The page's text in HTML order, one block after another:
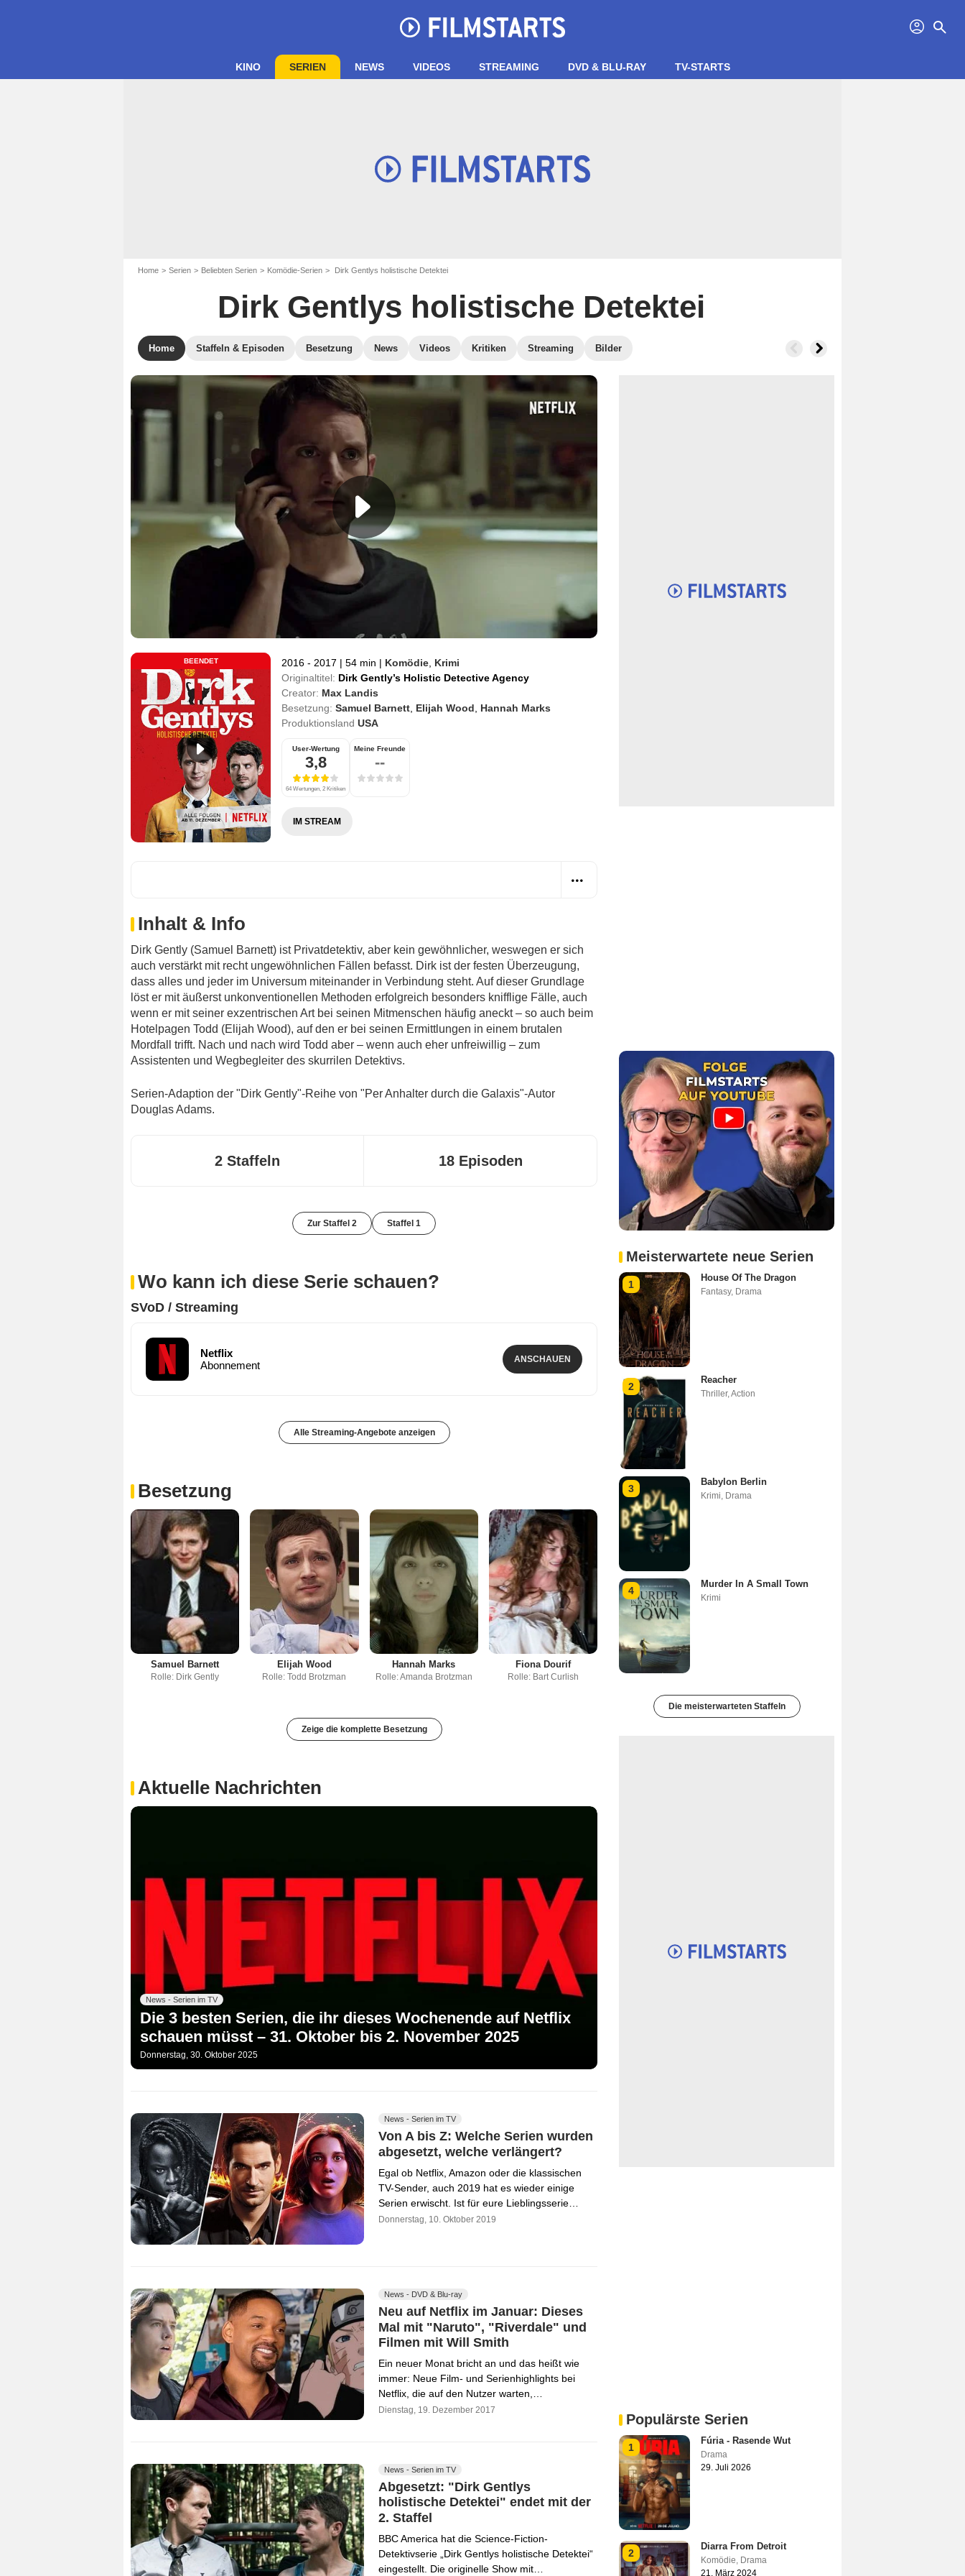
profil search
KINO SERIEN NEWS VIDEOS STREAMING DVD & BLU-RAY TV-STARTS
Home Serien Beliebten Serien Komödie-Serien Dirk Gentlys holistische Detektei
Dirk Gentlys holistische Detektei
Home Staffeln & Episoden Besetzung News Videos Kritiken Streaming Bilder
BEENDET 2016 - 2017 | 54 min | Komödie Krimi
Originaltitel: Dirk Gently’s Holistic Detective Agency
Creator: Max Landis
Besetzung: Samuel Barnett Elijah Wood
Hannah Marks
Produktionsland USA
User-Wertung
3,8
64 Wertungen, 2 Kritiken
Meine Freunde
--
IM STREAM
Inhalt & Info
Dirk Gently (Samuel Barnett) ist Privatdetektiv, aber kein gewöhnlicher, weswegen er sich
auch verstärkt mit recht ungewöhnlichen Fällen befasst. Dirk ist der festen Überzeugung,
dass alles und jeder im Universum miteinander in Verbindung steht. Auf dieser Grundlage
löst er mit äußerst unkonventionellen Methoden erfolgreich besonders knifflige Fälle, auch
wenn er mit seiner exzentrischen Art bei seinen Mitmenschen häufig aneckt – so auch beim
Hotelpagen Todd (Elijah Wood), auf den er bei seinen Ermittlungen in einem brutalen
Mordfall trifft. Nach und nach wird Todd aber – wenn auch eher unfreiwillig – zum
Assistenten und Wegbegleiter des skurrilen Detektivs.
Serien-Adaption der "Dirk Gently"-Reihe von "Per Anhalter durch die Galaxis"-Autor
Douglas Adams.
2 Staffeln 18 Episoden
Zur Staffel 2 Staffel 1
Wo kann ich diese Serie schauen?
SVoD / Streaming
Netflix
Abonnement
ANSCHAUEN
Alle Streaming-Angebote anzeigen
Besetzung
Samuel Barnett
Rolle: Dirk Gently
Elijah Wood
Rolle: Todd Brotzman
Hannah Marks
Rolle: Amanda Brotzman
Fiona Dourif
Rolle: Bart Curlish
Zeige die komplette Besetzung
Aktuelle Nachrichten
News - Serien im TV
Die 3 besten Serien, die ihr dieses Wochenende auf Netflix
schauen müsst – 31. Oktober bis 2. November 2025
Donnerstag, 30. Oktober 2025
News - Serien im TV
Von A bis Z: Welche Serien wurden
abgesetzt, welche verlängert?
Egal ob Netflix, Amazon oder die klassischen
TV-Sender, auch 2019 hat es wieder einige
Serien erwischt. Ist für eure Lieblingsserie…
Donnerstag, 10. Oktober 2019
News - DVD & Blu-ray
Neu auf Netflix im Januar: Dieses
Mal mit "Naruto", "Riverdale" und
Filmen mit Will Smith
Ein neuer Monat bricht an und das heißt wie
immer: Neue Film- und Serienhighlights bei
Netflix, die auf den Nutzer warten,…
Dienstag, 19. Dezember 2017
News - Serien im TV
Abgesetzt: "Dirk Gentlys
holistische Detektei" endet mit der
2. Staffel
BBC America hat die Science-Fiction-
Detektivserie „Dirk Gentlys holistische Detektei“
eingestellt. Die originelle Show mit…
Meisterwartete neue Serien
1
House Of The Dragon
Fantasy, Drama
2
Reacher
Thriller,Action
3
Babylon Berlin
Krimi, Drama
4
Murder In A Small Town
Krimi
Die meisterwarteten Staffeln
Populärste Serien
1
Fúria - Rasende Wut
Drama
29. Juli 2026
2
Diarra From Detroit
Komödie, Drama
21. März 2024